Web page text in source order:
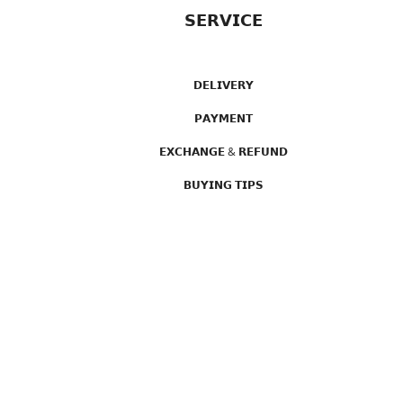
𝗦𝗘𝗥𝗩𝗜𝗖𝗘
𝗗𝗘𝗟𝗜𝗩𝗘𝗥𝗬
𝗣𝗔𝗬𝗠𝗘𝗡𝗧
𝗘𝗫𝗖𝗛𝗔𝗡𝗚𝗘 & 𝗥𝗘𝗙𝗨𝗡𝗗
𝗕𝗨𝗬𝗜𝗡𝗚 𝗧𝗜𝗣𝗦